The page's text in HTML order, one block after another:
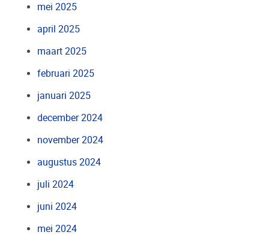
mei 2025
april 2025
maart 2025
februari 2025
januari 2025
december 2024
november 2024
augustus 2024
juli 2024
juni 2024
mei 2024